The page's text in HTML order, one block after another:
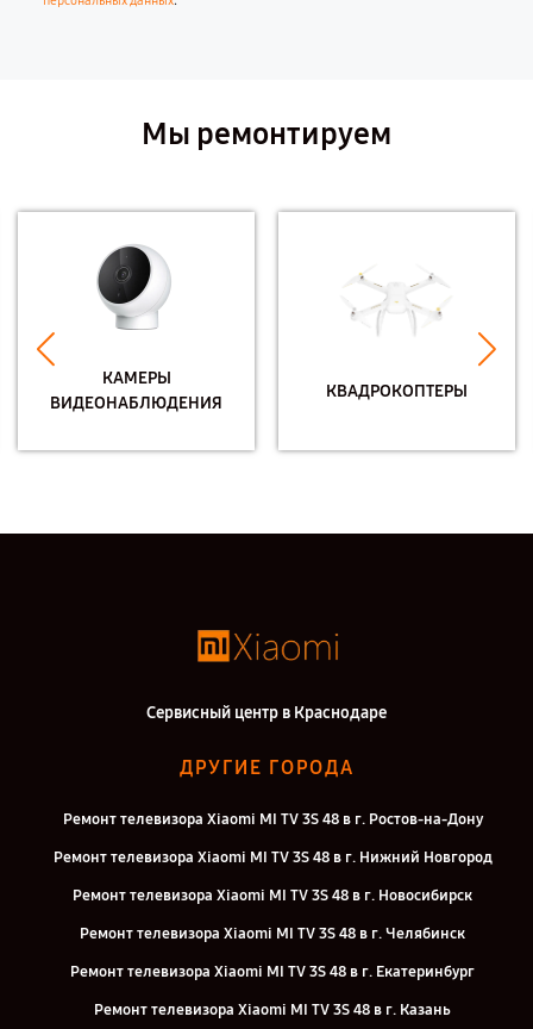
Мы ремонтируем
КАМЕРЫ
ВИДЕОНАБЛЮДЕНИЯ
КВАДРОКОПТЕРЫ
Сервисный центр в Краснодаре
ДРУГИЕ ГОРОДА
Ремонт телевизора Xiaomi MI TV 3S 48 в г. Ростов-на-Дону
Ремонт телевизора Xiaomi MI TV 3S 48 в г. Нижний Новгород
Ремонт телевизора Xiaomi MI TV 3S 48 в г. Новосибирск
Ремонт телевизора Xiaomi MI TV 3S 48 в г. Челябинск
Ремонт телевизора Xiaomi MI TV 3S 48 в г. Екатеринбург
Ремонт телевизора Xiaomi MI TV 3S 48 в г. Казань